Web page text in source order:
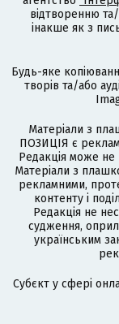
відтворенню
інакше як з
Будь-яке
творів та/або
Матеріали з
ПОЗИЦІЯ є
Редакція може не
Матеріали з
рекламними,
контенту і
Редакція не
судження,
українським
Cубєкт у сфері